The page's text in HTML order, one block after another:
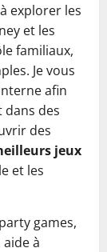
explorer les
et les
familiaux,
Je vous
afin
dans des
des
jeux
et les
games,
à